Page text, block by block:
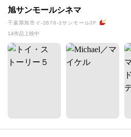
旭サンモールシネマ
千葉県旭市イ-2676-1サンモール3F
14作品上映中